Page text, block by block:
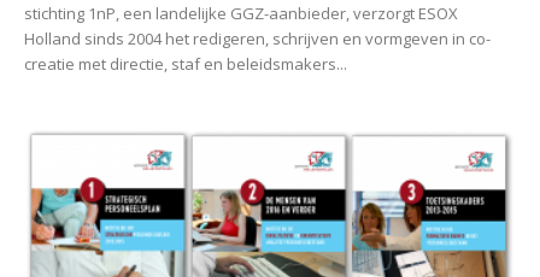
stichting 1nP, een landelijke GGZ-aanbieder, verzorgt ESOX
Holland sinds 2004 het redigeren, schrijven en vormgeven in co-
creatie met directie, staf en beleidsmakers...